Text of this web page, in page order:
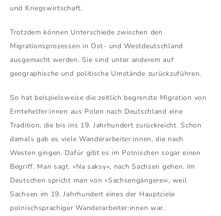
und Kriegswirtschaft.
Trotzdem können Unterschiede zwischen den
Migrationsprozessen in Ost- und Westdeutschland
ausgemacht werden. Sie sind unter anderem auf
geographische und politische Umstände zurückzuführen.
So hat beispielsweise die zeitlich begrenzte Migration von
Erntehelfer:innen aus Polen nach Deutschland eine
Tradition, die bis ins 19. Jahrhundert zurückreicht. Schon
damals gab es viele Wanderarbeiter:innen, die nach
Westen gingen. Dafür gibt es im Polnischen sogar einen
Begriff. Man sagt: »Na saksy«, nach Sachsen gehen. Im
Deutschen spricht man von »Sachsengängerei«, weil
Sachsen im 19. Jahrhundert eines der Hauptziele
polnischsprachiger Wanderarbeiter:innen war.